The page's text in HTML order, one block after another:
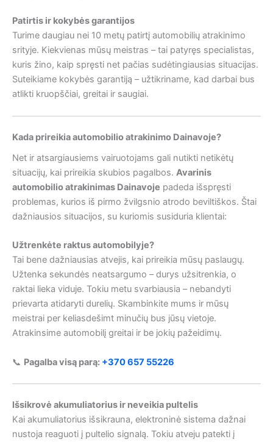
Patirtis ir kokybės garantijos
Turime daugiau nei 10 metų patirtį automobilių atrakinimo
srityje. Kiekvienas mūsų meistras – tai patyręs specialistas,
kuris žino, kaip spręsti net pačias sudėtingiausias situacijas.
Suteikiame kokybės garantiją – užtikriname, kad darbai bus
atlikti kruopščiai, greitai ir saugiai.
Kada prireikia automobilio atrakinimo Dainavoje?
Net ir atsargiausiems vairuotojams gali nutikti netikėtų
situacijų, kai prireikia skubios pagalbos. Avarinis
automobilio atrakinimas Dainavoje padeda išspręsti
problemas, kurios iš pirmo žvilgsnio atrodo beviltiškos. Štai
dažniausios situacijos, su kuriomis susiduria klientai:
Užtrenkėte raktus automobilyje?
Tai bene dažniausias atvejis, kai prireikia mūsų paslaugų.
Užtenka sekundės neatsargumo – durys užsitrenkia, o
raktai lieka viduje. Tokiu metu svarbiausia – nebandyti
prievarta atidaryti durelių. Skambinkite mums ir mūsų
meistrai per keliasdešimt minučių bus jūsų vietoje.
Atrakinsime automobilį greitai ir be jokių pažeidimų.
📞 Pagalba visą parą: +370 657 55226
Išsikrovė akumuliatorius ir neveikia pultelis
Kai akumuliatorius išsikrauna, elektroninė sistema dažnai
nustoja reaguoti į pultelio signalą. Tokiu atveju patekti į